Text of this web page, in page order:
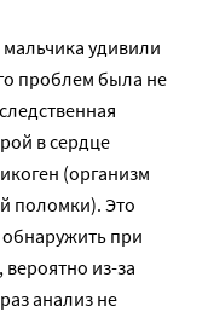
мальчика удивили
проблем была не
в сердце
(организм
поломки). Это
при
из-за
анализ не